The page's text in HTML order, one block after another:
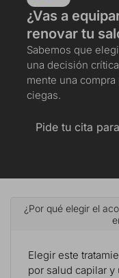
¿Vas a
renovar tu
Sabemos que
una decisión
mente una
ciegas.
Pide tu cita
¿Por qué elegir el
Elegir este
por salud capilar y